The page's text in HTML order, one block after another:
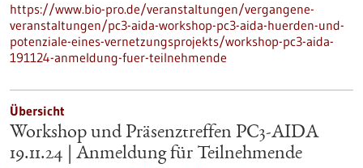
https://www.bio-pro.de/veranstaltungen/vergangene-
veranstaltungen/pc3-aida-workshop-pc3-aida-huerden-und-
potenziale-eines-vernetzungsprojekts/workshop-pc3-aida-
191124-anmeldung-fuer-teilnehmende
Übersicht
Workshop und Präsenztreffen PC3-AIDA
19.11.24 | Anmeldung für Teilnehmende